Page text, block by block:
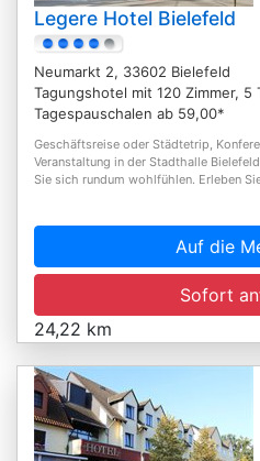
Legere Hotel Bielefeld
Neumarkt 2, 33602 Bielefeld
Tagungshotel mit 120 Zimmer, 5
Tagespauschalen ab 59,00*
Geschäftsreise oder Städtetrip,
Veranstaltung in der Stadthalle
Sie sich rundum wohlfühlen. Erleben
Auf die
Sofort
24,22 km